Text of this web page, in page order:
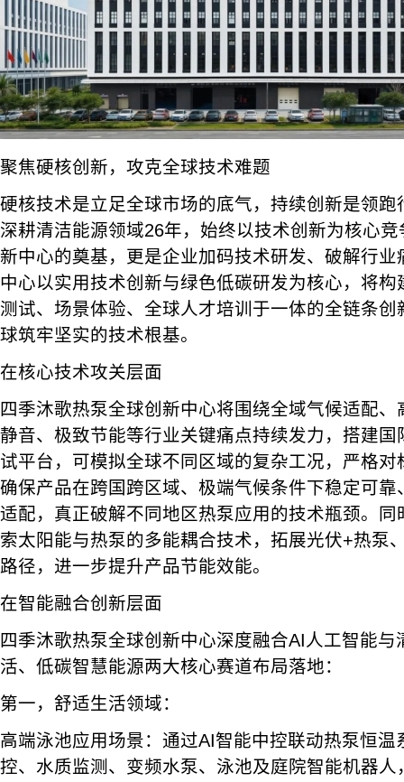
聚焦硬核创新，攻克全球技术难题
硬核技术是立足全球市场的底气，持续创新是领
深耕清洁能源领域26年，始终以技术创新为核心
新中心的奠基，更是企业加码技术研发、破解行
中心以实用技术创新与绿色低碳研发为核心，将
测试、场景体验、全球人才培训于一体的全链条
球筑牢坚实的技术根基。
在核心技术攻关层面
四季沐歌热泵全球创新中心将围绕全域气候适配
静音、极致节能等行业关键痛点持续发力，搭建
试平台，可模拟全球不同区域的复杂工况，严格
确保产品在跨国跨区域、极端气候条件下稳定可
适配，真正破解不同地区热泵应用的技术瓶颈。
索太阳能与热泵的多能耦合技术，拓展光伏+热泵
路径，进一步提升产品节能效能。
在智能融合创新层面
四季沐歌热泵全球创新中心深度融合AI人工智能
活、低碳智慧能源两大核心赛道布局落地：
第一，舒适生活领域：
高端泳池应用场景：通过AI智能中控联动热泵恒温
控、水质监测、变频水泵、泳池及庭院智能机器